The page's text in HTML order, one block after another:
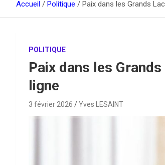
Accueil Politique Paix dans les Grands
POLITIQUE
Paix dans les
ligne
3 février 2026 Yves LESAINT